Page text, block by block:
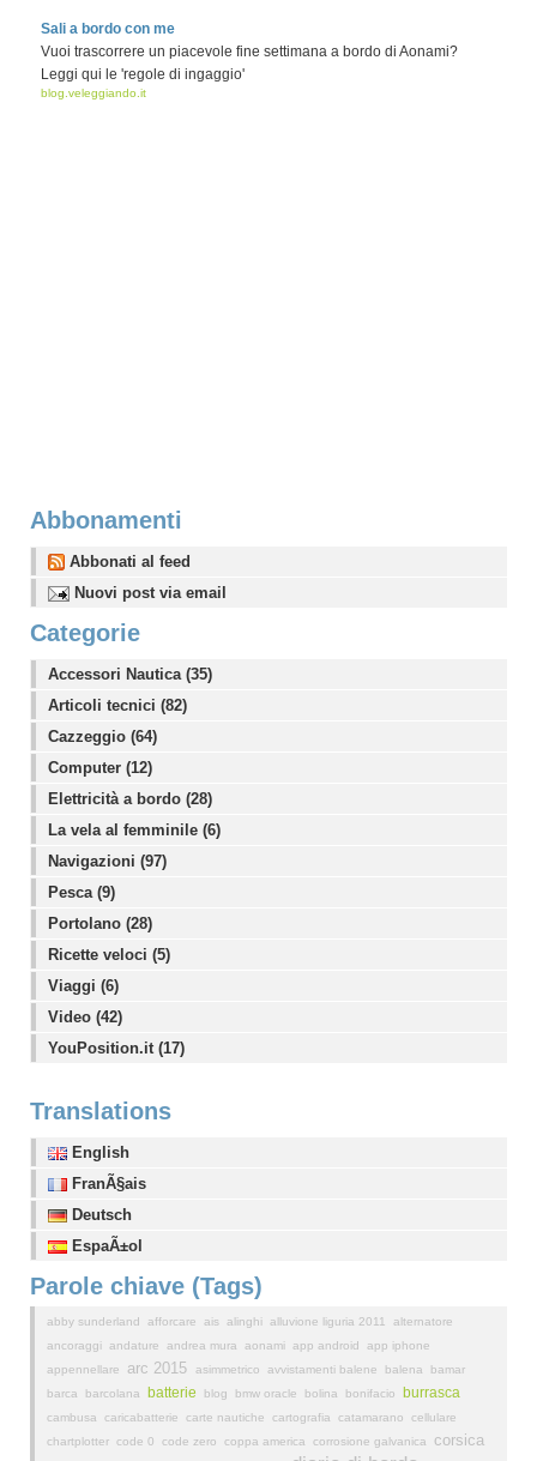
Sali a bordo con me
Vuoi trascorrere un piacevole fine settimana a bordo di Aonami?
Leggi qui le 'regole di ingaggio'
blog.veleggiando.it
Abbonamenti
Abbonati al feed
Nuovi post via email
Categorie
Accessori Nautica (35)
Articoli tecnici (82)
Cazzeggio (64)
Computer (12)
Elettricità a bordo (28)
La vela al femminile (6)
Navigazioni (97)
Pesca (9)
Portolano (28)
Ricette veloci (5)
Viaggi (6)
Video (42)
YouPosition.it (17)
Translations
English
FranÃ§ais
Deutsch
EspaÃ±ol
Parole chiave (Tags)
abby sunderland afforcare ais alinghi alluvione liguria 2011
alternatore
ancoraggi andature andrea mura aonami app android
app iphone
appennellare
arc 2015 asimmetrico avvistamenti balene balena
bamar
barca
barcolana batterie blog bmw oracle bolina bonifacio burrasca
cambusa caricabatterie carte nautiche cartografia catamarano
cellulare
chartplotter code 0 code zero coppa america corrosione galvanica corsica